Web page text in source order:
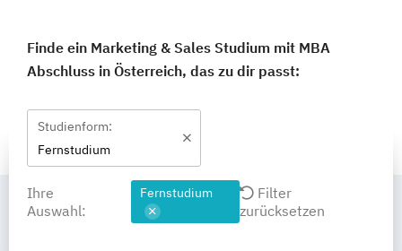
Finde ein Marketing & Sales Studium mit MBA
Abschluss in Österreich, das zu dir passt:
Studienform:
Fernstudium
Ihre
Auswahl:
Fernstudium
Filter
zurücksetzen